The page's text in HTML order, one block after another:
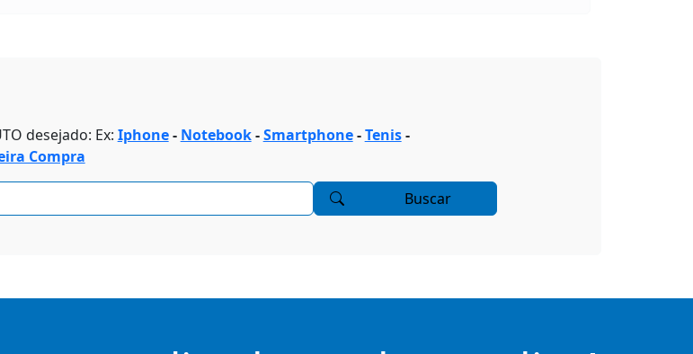
desejado: Ex: Iphone- Notebook-Smartphone-Tenis-
Compra
Buscar